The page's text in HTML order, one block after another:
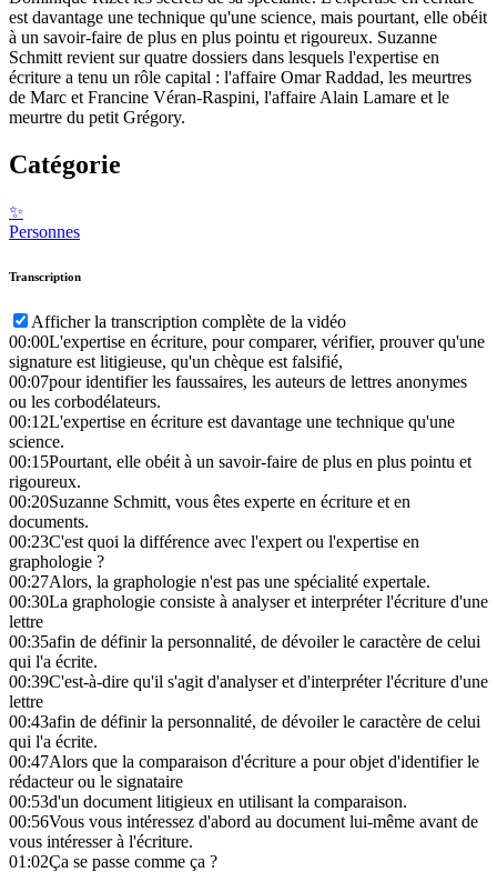
est davantage une technique qu'une science, mais pourtant, elle obéit
à un savoir-faire de plus en plus pointu et rigoureux. Suzanne
Schmitt revient sur quatre dossiers dans lesquels l'expertise en
écriture a tenu un rôle capital : l'affaire Omar Raddad, les meurtres
de Marc et Francine Véran-Raspini, l'affaire Alain Lamare et le
meurtre du petit Grégory.
Catégorie
✨
Personnes
Transcription
Afficher la transcription complète de la vidéo
00:00L'expertise en écriture, pour comparer, vérifier, prouver qu'une
signature est litigieuse, qu'un chèque est falsifié,
00:07pour identifier les faussaires, les auteurs de lettres anonymes
ou les corbodélateurs.
00:12L'expertise en écriture est davantage une technique qu'une
science.
00:15Pourtant, elle obéit à un savoir-faire de plus en plus pointu et
rigoureux.
00:20Suzanne Schmitt, vous êtes experte en écriture et en
documents.
00:23C'est quoi la différence avec l'expert ou l'expertise en
graphologie ?
00:27Alors, la graphologie n'est pas une spécialité expertale.
00:30La graphologie consiste à analyser et interpréter l'écriture d'une
lettre
00:35afin de définir la personnalité, de dévoiler le caractère de celui
qui l'a écrite.
00:39C'est-à-dire qu'il s'agit d'analyser et d'interpréter l'écriture d'une
lettre
00:43afin de définir la personnalité, de dévoiler le caractère de celui
qui l'a écrite.
00:47Alors que la comparaison d'écriture a pour objet d'identifier le
rédacteur ou le signataire
00:53d'un document litigieux en utilisant la comparaison.
00:56Vous vous intéressez d'abord au document lui-même avant de
vous intéresser à l'écriture.
01:02Ça se passe comme ça ?